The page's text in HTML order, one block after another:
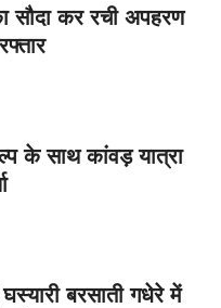
सौदा कर रची अपहरण
के साथ कांवड़ यात्रा
बरसाती गधेरे में